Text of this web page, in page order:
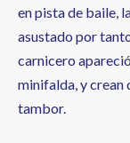
en pista de baile,
asustado por
carnicero
minifalda, y crean
tambor.